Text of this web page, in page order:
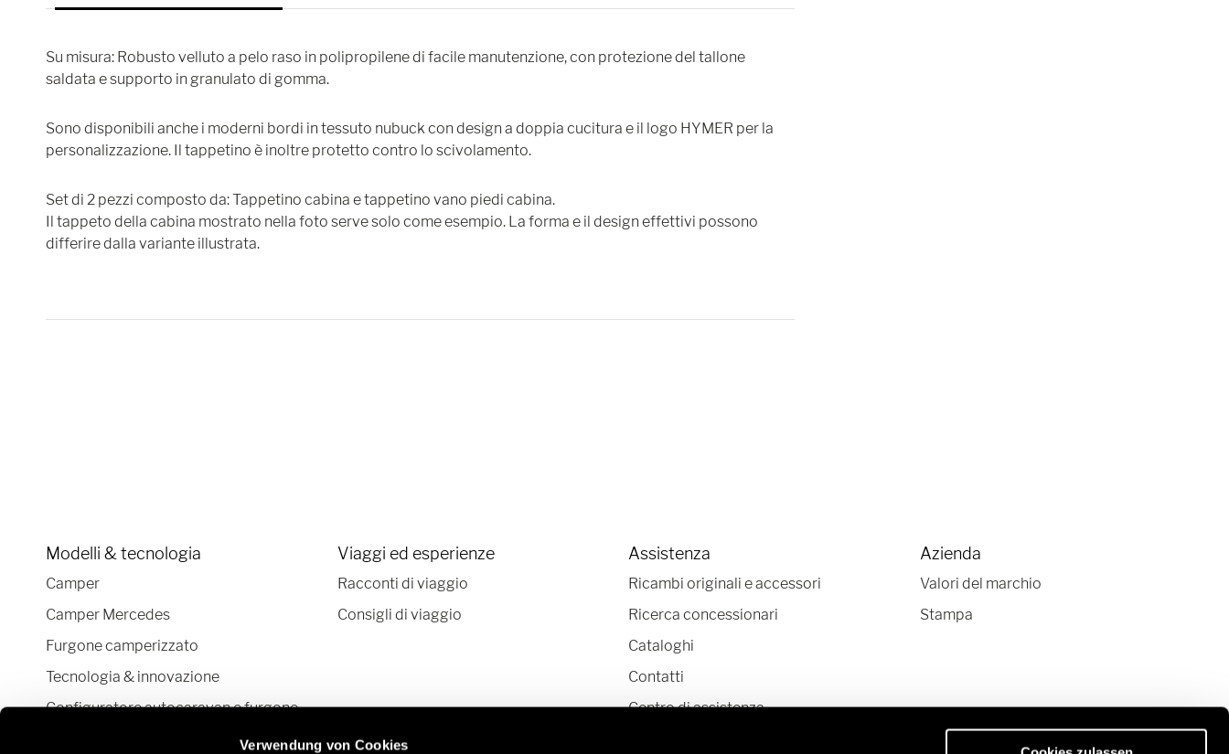
Verwendung von Cookies
Su misura: Robusto velluto a pelo raso in polipropilene di facile manutenzione, con protezione del tallone
saldata e supporto in granulato di gomma.
Sono disponibili anche i moderni bordi in tessuto nubuck con design a doppia cucitura e il logo HYMER per la
personalizzazione. Il tappetino è inoltre protetto contro lo scivolamento.
Set di 2 pezzi composto da: Tappetino cabina e tappetino vano piedi cabina.
Il tappeto della cabina mostrato nella foto serve solo come esempio. La forma e il design effettivi possono
differire dalla variante illustrata.
Modelli & tecnologia
Camper
Camper Mercedes
Furgone camperizzato
Tecnologia & innovazione
Configuratore autocaravan e furgone
Viaggi ed esperienze
Racconti di viaggio
Consigli di viaggio
Assistenza
Ricambi originali e accessori
Ricerca concessionari
Cataloghi
Contatti
Centro di assistenza
Azienda
Valori del marchio
Stampa